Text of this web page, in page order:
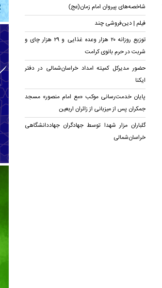
شاخصه‌های پیروان امام زمان(عج)
فیلم | دین‌فروشی چند
توزیع روزانه ۲۰ هزار وعده غذایی و ۲۹ هزار چای و
شربت در حرم بانوی کرامت
حضور مدیرکل کمیته امداد خراسان‌شمالی در دفتر
ایکنا
پایان خدمت‌رسانی موکب «مع امام منصور» مسجد
جمکران پس از میزبانی از زائران اربعین
گلباران مزار شهدا توسط جهادگران جهاد‌دانشگاهی
خراسان‌شمالی